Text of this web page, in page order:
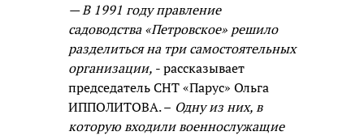
— В 1991 году правление
садоводства «Петровское» решило
разделиться на три самостоятельных
организации, - рассказывает
председатель СНТ «Парус» Ольга
ИППОЛИТОВА. – Одну из них, в
которую входили военнослужащие